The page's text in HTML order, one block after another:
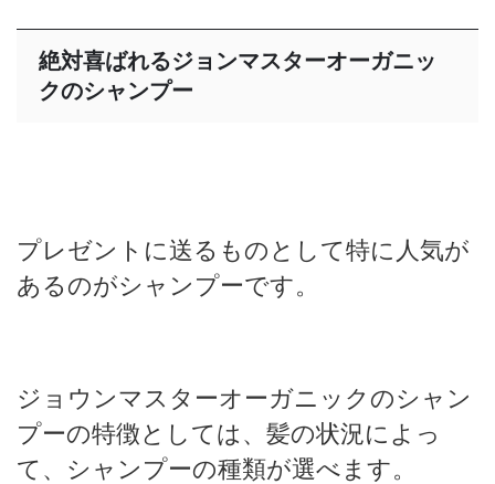
絶対喜ばれるジョンマスターオーガニッ
クのシャンプー
プレゼントに送るものとして特に人気が
あるのがシャンプーです。
ジョウンマスターオーガニックのシャン
プーの特徴としては、髪の状況によっ
て、シャンプーの種類が選べます。